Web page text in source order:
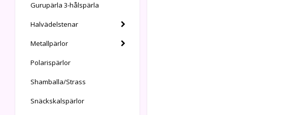
Gurupärla 3-hålspärla
Halvädelstenar
Metallpärlor
Polarispärlor
Shamballa/Strass
Snäckskalspärlor